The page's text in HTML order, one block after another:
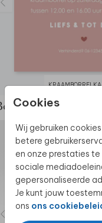
Cookies
Wij gebruiken
betere
en onze prestaties
sociale
gepersonaliseerde
Je kunt jouw
ons ons
de complete